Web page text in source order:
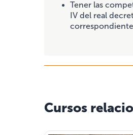
Tener las
IV del real
Cursos